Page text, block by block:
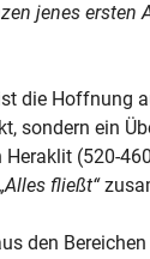
jenes ersten
die Hoffnung
sondern ein
(520-
fließt“
den